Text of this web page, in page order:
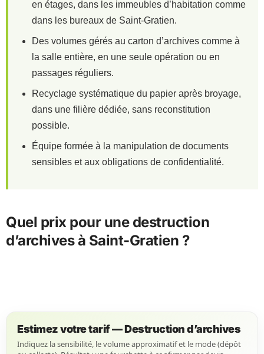
en étages, dans les immeubles d’habitation comme
dans les bureaux de Saint-Gratien.
Des volumes gérés au carton d’archives comme à
la salle entière, en une seule opération ou en
passages réguliers.
Recyclage systématique du papier après broyage,
dans une filière dédiée, sans reconstitution
possible.
Équipe formée à la manipulation de documents
sensibles et aux obligations de confidentialité.
Quel prix pour une destruction
d’archives à Saint-Gratien ?
Estimez votre tarif — Destruction d’archives
Indiquez la sensibilité, le volume approximatif et le mode (dépôt